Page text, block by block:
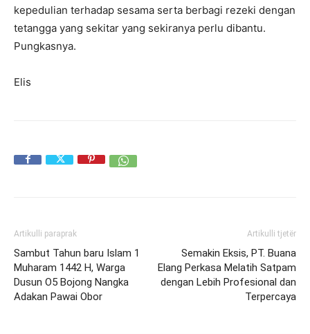
kepedulian terhadap sesama serta berbagi rezeki dengan
tetangga yang sekitar yang sekiranya perlu dibantu.
Pungkasnya.
Elis
Artikulli paraprak
Sambut Tahun baru Islam 1
Muharam 1442 H, Warga
Dusun O5 Bojong Nangka
Adakan Pawai Obor
Artikulli tjetër
Semakin Eksis, PT. Buana
Elang Perkasa Melatih Satpam
dengan Lebih Profesional dan
Terpercaya